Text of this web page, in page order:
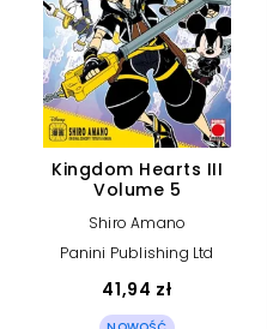
Kingdom Hearts III
Volume 5
Shiro Amano
Panini Publishing Ltd
41,94 zł